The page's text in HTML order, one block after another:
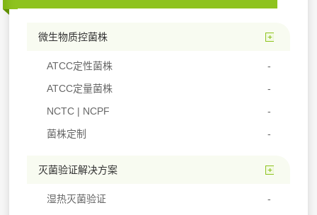
微生物质控菌株
ATCC定性菌株
ATCC定量菌株
NCTC | NCPF
菌株定制
灭菌验证解决方案
湿热灭菌验证